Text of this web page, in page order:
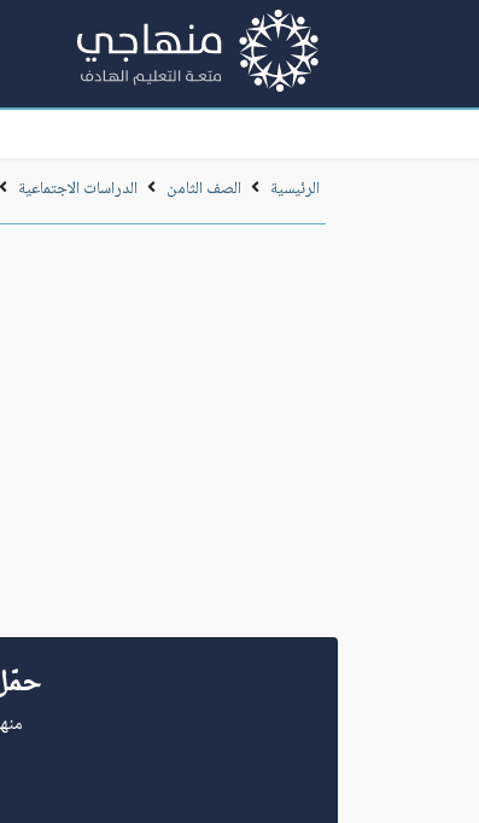
الرئيسية الصف الثامن الدراسات الاجتماعية